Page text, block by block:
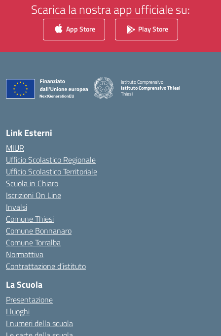
Scarica la nostra app ufficiale su:
App Store Play Store
Istituto Comprensivo
Istituto Comprensivo Thiesi
Thiesi
Link Esterni
MIUR
Ufficio Scolastico Regionale
Ufficio Scolastico Territoriale
Scuola in Chiaro
Iscrizioni On Line
Invalsi
Comune Thiesi
Comune Bonnanaro
Comune Torralba
Normattiva
Contrattazione d’istituto
La Scuola
Presentazione
I luoghi
I numeri della scuola